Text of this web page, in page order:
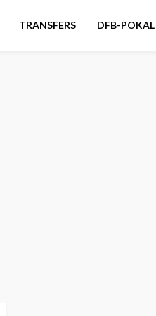
TRANSFERS DFB-POKAL